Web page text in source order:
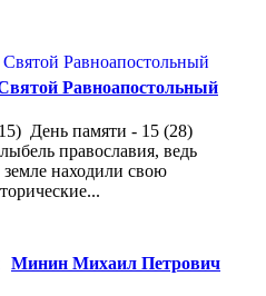
Равноапостольный
День памяти - 15 (28)
православия, ведь
земле находили свою
Минин Михаил Петрович